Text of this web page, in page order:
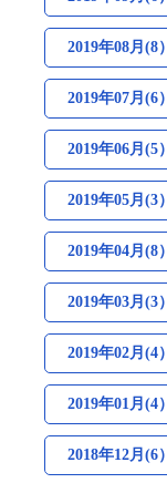
2019年08月(8）
2019年07月(6）
2019年06月(5）
2019年05月(3）
2019年04月(8）
2019年03月(3）
2019年02月(4）
2019年01月(4）
2018年12月(6）